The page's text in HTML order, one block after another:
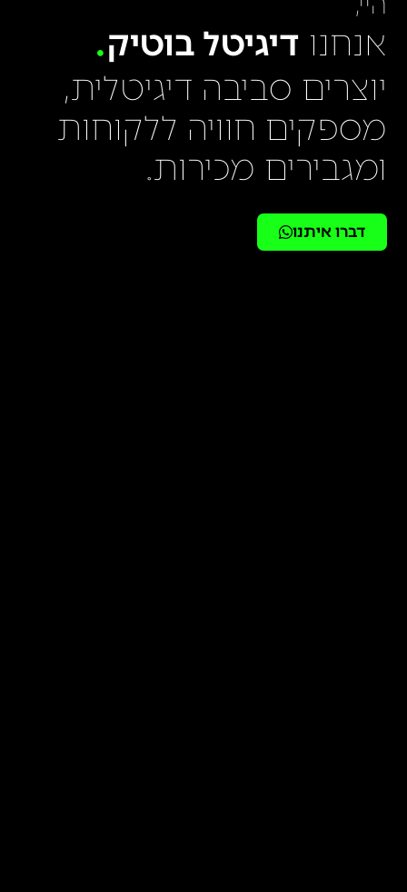
אנחנו דיגיטל בוטיק
יוצרים סביבה דיגיטלית,
מספקים חוויה ללקוחות
ומגבירים מכירות.
דברו איתנו